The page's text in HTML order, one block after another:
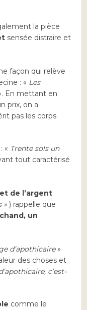
la pièce
sensée distraire et
façon qui relève
: « Les
En mettant en
prix, on a
pas les corps
« Trente sols un
tout caractérisé
de l’argent
» ) rappelle que
un
d’apothicaire»
des choses et
c’est-
comme le